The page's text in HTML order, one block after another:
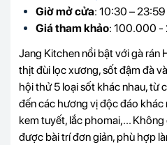
Giờ mở cửa: 10:30 – 23:59
Giá tham khảo: 100.000 -
Jang Kitchen nổi bật với gà rán
thịt đùi lọc xương, sốt đậm đà
hội thử 5 loại sốt khác nhau, từ
đến các hương vị độc đáo
kem tuyết, lắc phomai,...
được bài trí đơn giản, phù hợp